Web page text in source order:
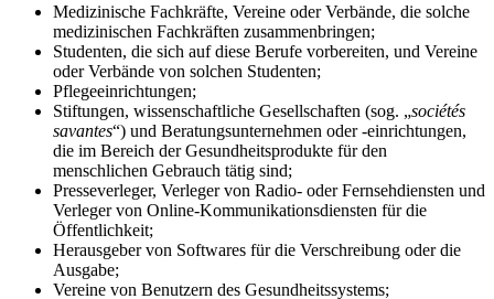
Medizinische Fachkräfte, Vereine oder Verbände, die solche
medizinischen Fachkräften zusammenbringen;
Studenten, die sich auf diese Berufe vorbereiten, und Vereine
oder Verbände von solchen Studenten;
Pflegeeinrichtungen;
Stiftungen, wissenschaftliche Gesellschaften (sog. „sociétés
savantes“) und Beratungsunternehmen oder -einrichtungen,
die im Bereich der Gesundheitsprodukte für den
menschlichen Gebrauch tätig sind;
Presseverleger, Verleger von Radio- oder Fernsehdiensten und
Verleger von Online-Kommunikationsdiensten für die
Öffentlichkeit;
Herausgeber von Softwares für die Verschreibung oder die
Ausgabe;
Vereine von Benutzern des Gesundheitssystems;